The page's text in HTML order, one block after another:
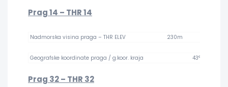
Prag 14 – THR 14
Nadmorska visina praga – THR ELEV 230m 753
Geografske koordinate praga / g.koor. kraja 43°33’50.93” N,
Prag 32– THR 32